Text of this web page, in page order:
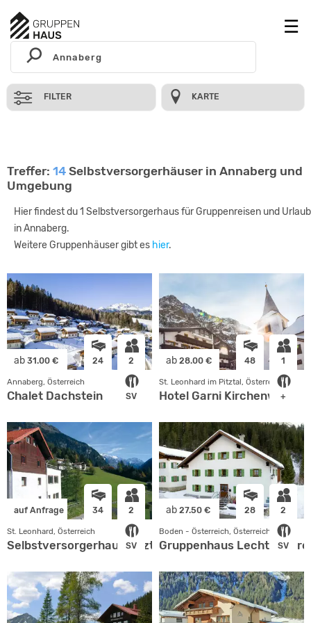
FILTER KARTE
Treffer: 14 Selbstversorgerhäuser in Annaberg und
Umgebung
Hier findest du 1 Selbstversorgerhaus für Gruppenreisen und Urlaub
in Annaberg.
Weitere Gruppenhäuser gibt es hier.
ab 31.00 € 24 2
SV
Annaberg, Österreich
Chalet Dachstein
ab 28.00 € 48 1
+
St. Leonhard im Pitztal, Österreich
Hotel Garni Kirchenwirt
auf Anfrage 34 2
SV
St. Leonhard, Österreich
Selbstversorgerhaus Pitztal
ab 27.50 € 28 2
SV
Boden - Österreich, Österreich
Gruppenhaus Lechtal | Tirol